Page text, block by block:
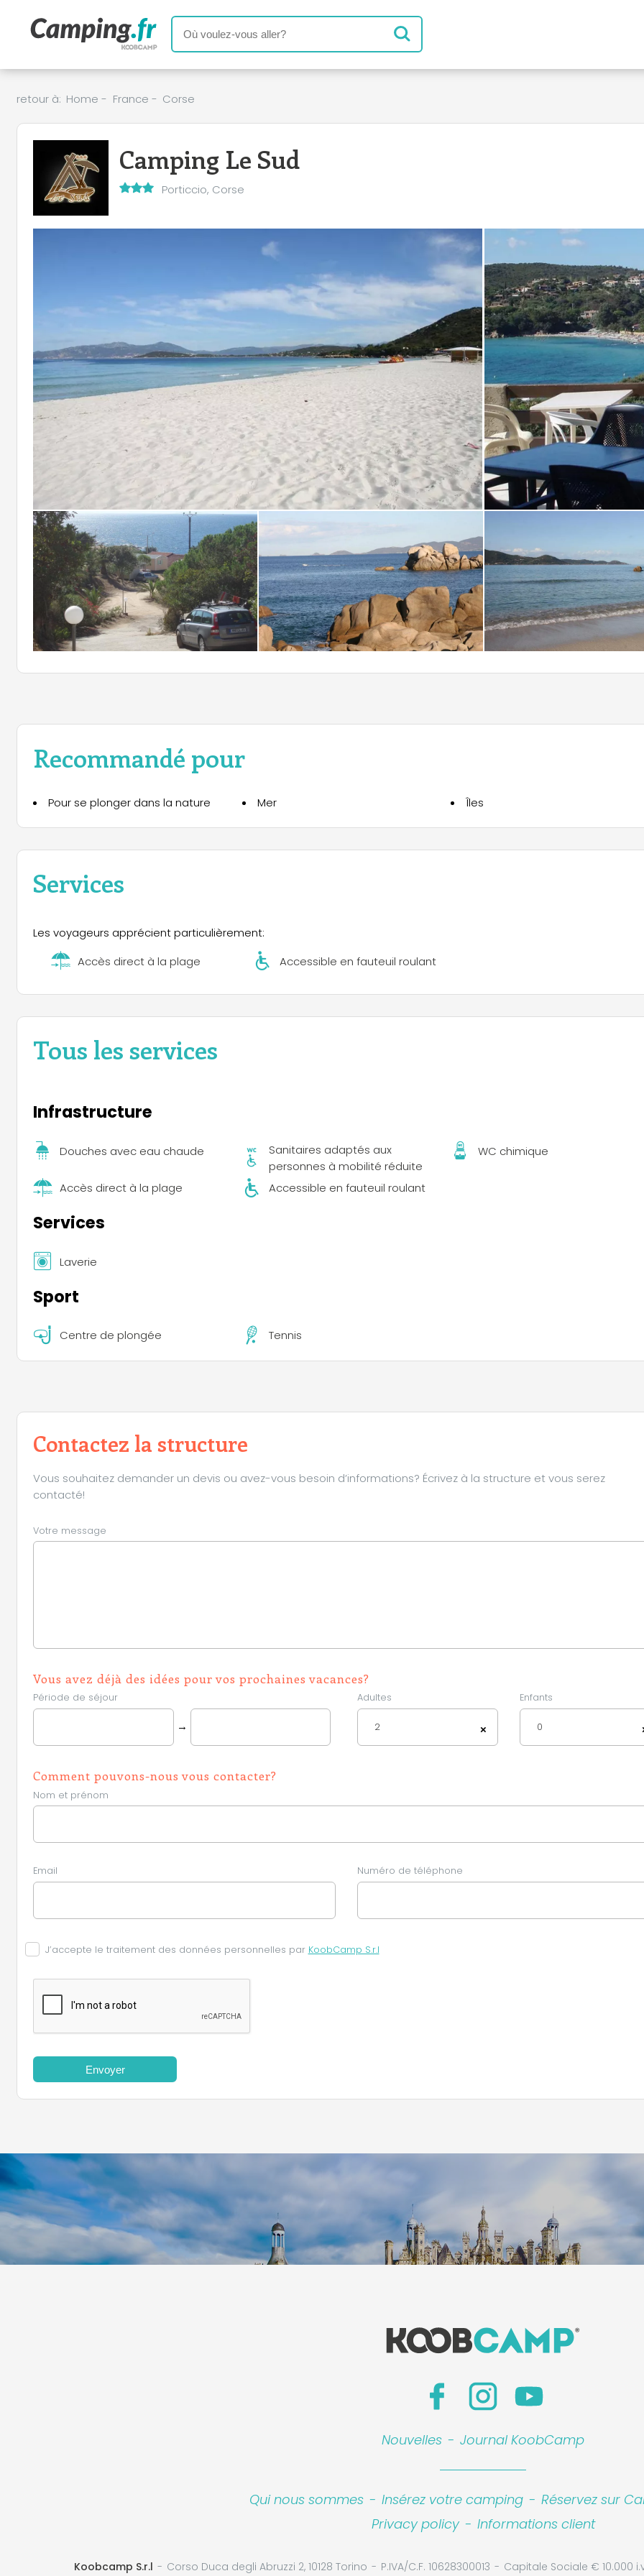
retour à: Home - France - Corse
Camping Le Sud
Porticcio, Corse
Recommandé pour
Pour se plonger dans la nature Mer Îles
Services
Les voyageurs apprécient particulièrement:
Accès direct à la plage
Accessible en fauteuil roulant
Tous les services
Infrastructure
Douches avec eau chaude
Sanitaires adaptés aux
personnes à mobilité réduite
WC chimique
Accès direct à la plage Accessible en fauteuil roulant
Services
Laverie
Sport
Centre de plongée Tennis
Contactez la structure
Vous souhaitez demander un devis ou avez-vous besoin d’informations? Écrivez à la structure et vous serez
contacté!
Votre message
Vous avez déjà des idées pour vos prochaines vacances?
Période de séjour
→
Adultes
×
2
Enfants
0
Comment pouvons-nous vous contacter?
Nom et prénom
Email Numéro de téléphone
J’accepte le traitement des données personnelles par KoobCamp S.r.l
Envoyer
Nouvelles - Journal KoobCamp
Qui nous sommes - Insérez votre camping - Réservez sur
Privacy policy - Informations client
Koobcamp S.r.l Corso Duca degli Abruzzi 2, 10128 Torino P.IVA/C.F. 10628300013
Capitale Sociale € 10.000